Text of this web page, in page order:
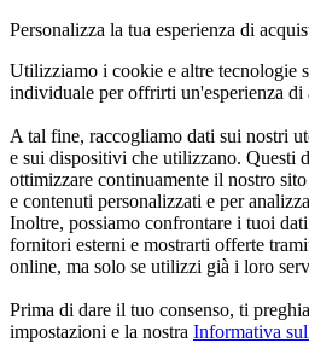
Personalizza la tua esperienza di
Utilizziamo i cookie e altre tecnologie
individuale per offrirti un'esperienza di
A tal fine, raccogliamo dati sui nostri
e sui dispositivi che utilizzano. Questi
ottimizzare continuamente il nostro
e contenuti personalizzati e per
Inoltre, possiamo confrontare i tuoi
fornitori esterni e mostrarti offerte
online, ma solo se utilizzi già i loro
Prima di dare il tuo consenso, ti
impostazioni e la nostra Informativa